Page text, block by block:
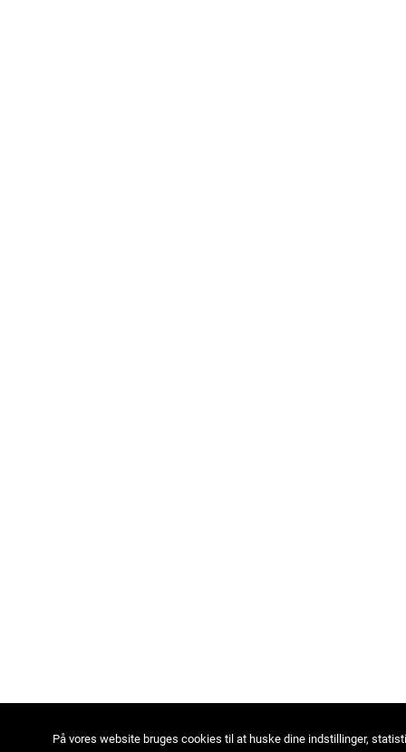
På vores website bruges cookies til at huske dine indstillinger,